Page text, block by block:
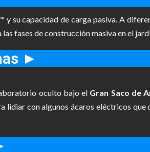
su capacidad de carga pasiva. A
fases de construcción masiva en el
►
oculto bajo el Gran Saco de
con algunos ácaros eléctricos